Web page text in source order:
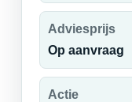
Adviesprijs
Op aanvraag
Actie